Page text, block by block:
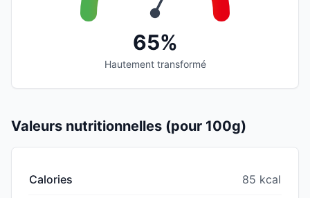
65%
Hautement transformé
Valeurs nutritionnelles (pour 100g)
Calories 85 kcal